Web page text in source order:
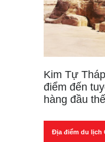
Kim Tự
điểm đến
hàng đầu
Địa điểm du lịch